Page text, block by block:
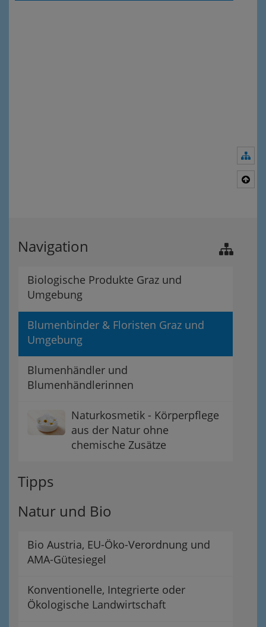
Navigation
Biologische Produkte Graz und
Umgebung
Blumenbinder & Floristen Graz und
Umgebung
Blumenhändler und
Blumenhändlerinnen
Naturkosmetik - Körperpflege
aus der Natur ohne
chemische Zusätze
Tipps
Natur und Bio
Bio Austria, EU-Öko-Verordnung und
AMA-Gütesiegel
Konventionelle, Integrierte oder
Ökologische Landwirtschaft